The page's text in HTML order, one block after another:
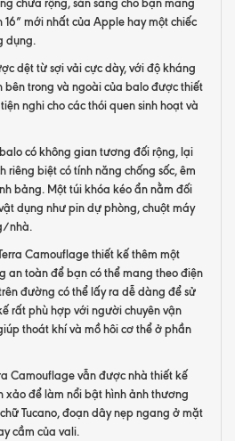
mới nhất của Apple hay một chiếc
dụng.
dệt từ sợi vải cực dày, với độ kháng
bên trong và ngoài của balo được thiết
nghi cho các thói quen sinh hoạt và
có không gian tương đối rộng, lại
riêng biệt có tính năng chống sốc, êm
bảng. Một túi khóa kéo ẩn nằm đối
dụng như pin dự phòng, chuột máy
nhà.
Camouflage thiết kế thêm một
an toàn để bạn có thể mang theo điện
đường có thể lấy ra dễ dàng để sử
rất phù hợp với người chuyên vận
thoát khí và mồ hôi cơ thể ở phần
Camouflage vẫn được nhà thiết kế
xảo để làm nổi bật hình ảnh thương
Tucano, đoạn dây nẹp ngang ở mặt
cầm của vali.